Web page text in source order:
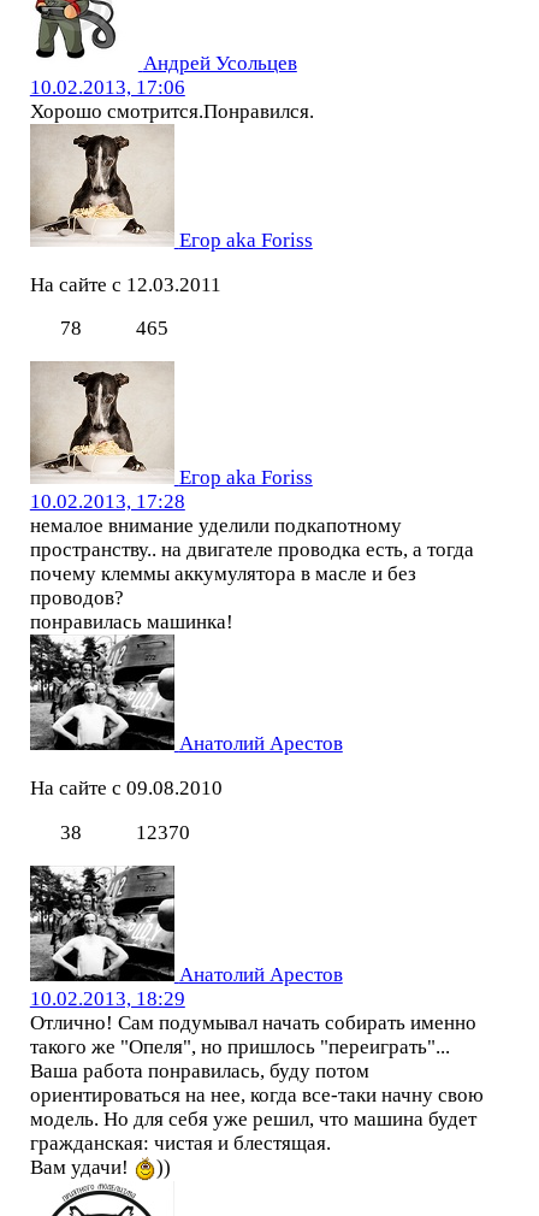
Андрей Усольцев
10.02.2013, 17:06
Хорошо смотрится.Понравился.
Егор aka Foriss
На сайте с 12.03.2011
78
465
Егор aka Foriss
10.02.2013, 17:28
немалое внимание уделили подкапотному
пространству.. на двигателе проводка есть, а тогда
почему клеммы аккумулятора в масле и без
проводов?
понравилась машинка!
Анатолий Арестов
На сайте с 09.08.2010
38
12370
Анатолий Арестов
10.02.2013, 18:29
Отлично! Сам подумывал начать собирать именно
такого же "Опеля", но пришлось "переиграть"...
Ваша работа понравилась, буду потом
ориентироваться на нее, когда все-таки начну свою
модель. Но для себя уже решил, что машина будет
гражданская: чистая и блестящая.
Вам удачи!
))